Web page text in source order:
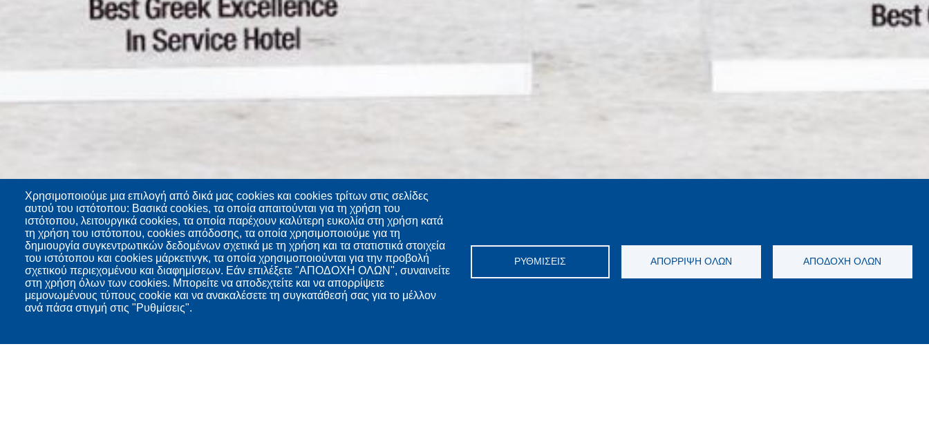
Χρησιμοποιούμε μια επιλογή από δικά μας cookies και cookies τρίτων στις σελίδες
αυτού του ιστότοπου: Βασικά cookies, τα οποία απαιτούνται για τη χρήση του
ιστότοπου, λειτουργικά cookies, τα οποία παρέχουν καλύτερη ευκολία στη χρήση κατά
τη χρήση του ιστότοπου, cookies απόδοσης, τα οποία χρησιμοποιούμε για τη
δημιουργία συγκεντρωτικών δεδομένων σχετικά με τη χρήση και τα στατιστικά στοιχεία
του ιστότοπου και cookies μάρκετινγκ, τα οποία χρησιμοποιούνται για την προβολή
σχετικού περιεχομένου και διαφημίσεων. Εάν επιλέξετε "ΑΠΟΔΟΧΗ ΟΛΩΝ", συναινείτε
στη χρήση όλων των cookies. Μπορείτε να αποδεχτείτε και να απορρίψετε
μεμονωμένους τύπους cookie και να ανακαλέσετε τη συγκατάθεσή σας για το μέλλον
ανά πάσα στιγμή στις "Ρυθμίσεις".
ΡΥΘΜΊΣΕΙΣ ΑΠΌΡΡΙΨΗ ΌΛΩΝ ΑΠΟΔΟΧΉ ΌΛΩΝ